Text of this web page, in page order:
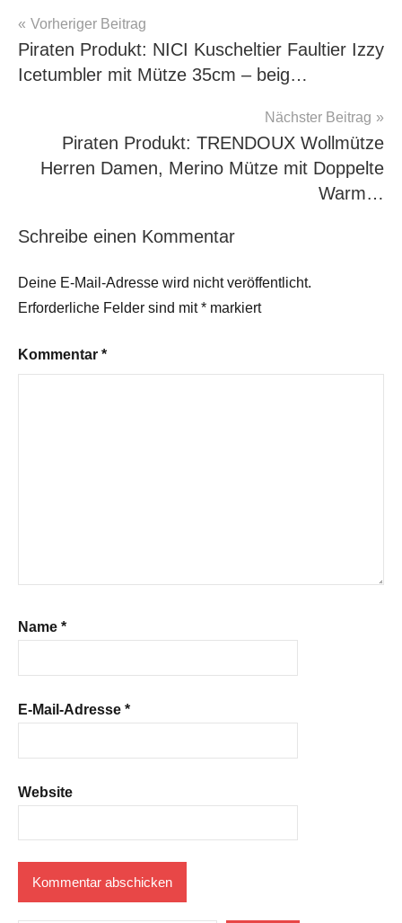
Beitragsnavigation
Vorheriger Beitrag
Piraten Produkt: NICI Kuscheltier Faultier Izzy
Icetumbler mit Mütze 35cm – beig…
Nächster Beitrag
Piraten Produkt: TRENDOUX Wollmütze
Herren Damen, Merino Mütze mit Doppelte
Warm…
Schreibe einen Kommentar
Deine E-Mail-Adresse wird nicht veröffentlicht.
Erforderliche Felder sind mit* markiert
Kommentar *
Name *
E-Mail-Adresse *
Website